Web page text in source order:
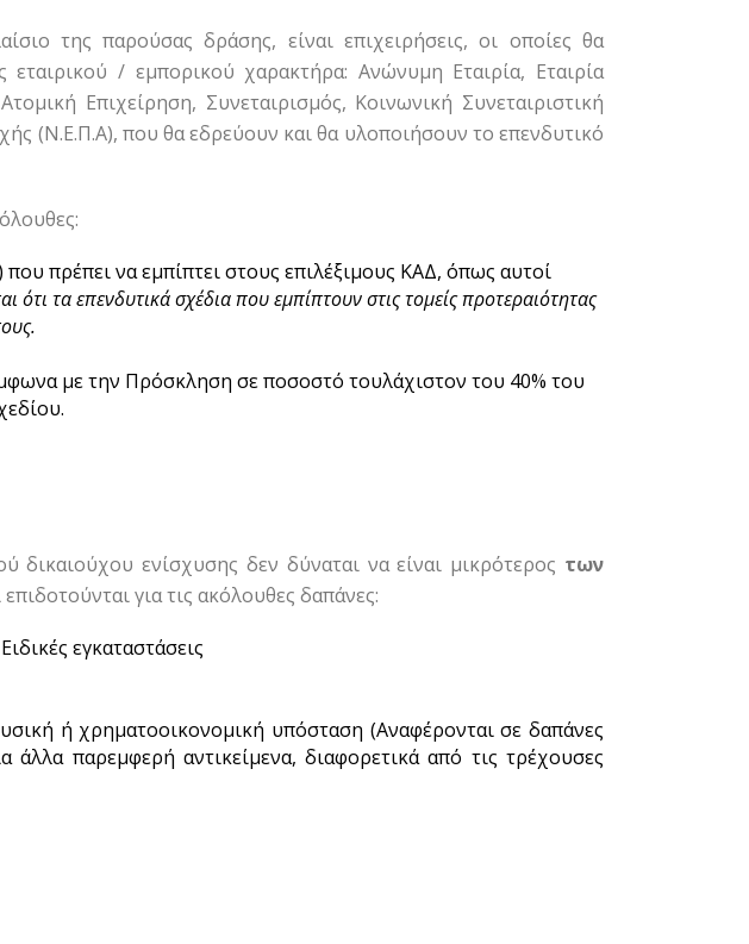
της παρούσας δράσης, είναι επιχειρήσεις, οι οποίες θα
/ εμπορικού χαρακτήρα: Ανώνυμη Εταιρία, Εταιρία
Επιχείρηση, Συνεταιρισμός, Κοινωνική Συνεταιριστική
(Ν.Ε.Π.Α), που θα εδρεύουν και θα υλοποιήσουν το επενδυτικό
πρέπει να εμπίπτει στους επιλέξιμους ΚΑΔ, όπως αυτοί
ότι τα επενδυτικά σχέδια που εμπίπτουν στις τομείς προτεραιότητας
με την Πρόσκληση σε ποσοστό τουλάχιστον του 40% του
ενίσχυσης δεν δύναται να είναι μικρότερος των
για τις ακόλουθες δαπάνες:
εγκαταστάσεις
ή χρηματοοικονομική υπόσταση (Αναφέρονται σε δαπάνες
άλλα παρεμφερή αντικείμενα, διαφορετικά από τις τρέχουσες